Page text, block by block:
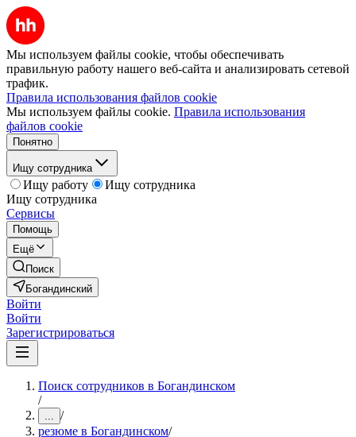
Мы используем файлы cookie, чтобы обеспечивать
правильную работу нашего веб-сайта и анализировать сетевой
трафик.
Правила использования файлов cookie
Мы используем файлы cookie. Правила использования
файлов cookie
Понятно
Ищу сотрудника
Ищу работу
Ищу сотрудника
Ищу сотрудника
Сервисы
Помощь
Ещё
Поиск
Богандинский
Войти
Войти
Зарегистрироваться
Поиск сотрудников в Богандинском
/
... /
резюме в Богандинском/